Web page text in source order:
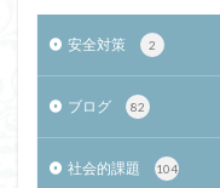
安全対策 2
ブログ 82
社会的課題 104